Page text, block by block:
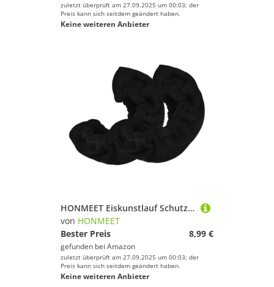
zuletzt überprüft am 27.09.2025 um 00:03; der
Preis kann sich seitdem geändert haben.
Keine weiteren Anbieter
HONMEET Eiskunstlauf Schutzüberzüge Schwarz Schlittschuh Schutzblätter aus Weichem mit Trageband Lang für Eishockey Eiskunstlauf und Geschwindigkeitsschlittschuhe
von HONMEET
Bester Preis
8,99 €
gefunden bei Amazon
zuletzt überprüft am 27.09.2025 um 00:03; der
Preis kann sich seitdem geändert haben.
Keine weiteren Anbieter